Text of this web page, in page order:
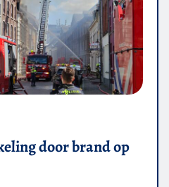
door brand op